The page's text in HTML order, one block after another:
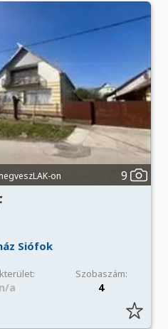
on 9
Siófok
Szobaszám:
n/a 4